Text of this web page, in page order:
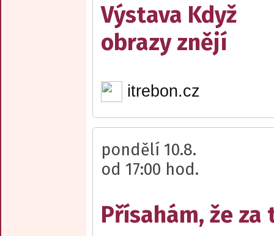
Výstava Když
obrazy znějí
itrebon.cz
pondělí 10.8.
od 17:00 hod.
Přísahám, že za